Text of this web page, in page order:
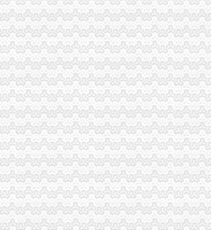
减法篇：减少企业运行成本激发市
减法篇：减少企业运行成本激发市场
转办的群众信访举报件及地方查处况
纳税人新办税务登记证告知单_上海
份有限公司、天风证券股份有限公司
马茶业（）_公告正文
篇
公桌椅采购项目询价公告_中国招标网_
电子信息产业做大--园区动态--园区频